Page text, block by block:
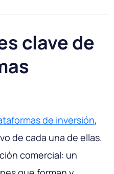
clave de
de inversión,
de cada una de ellas.
comercial: un